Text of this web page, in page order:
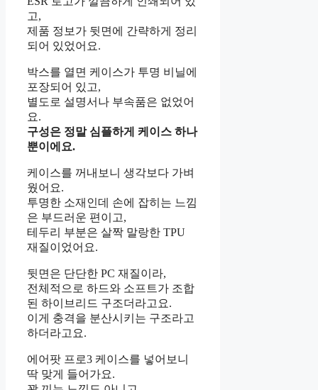
고,
제품 정보가 뒷면에 간략하게 정리
되어 있었어요.
박스를 열면 케이스가 투명 비닐에
포장되어 있고,
별도로 설명서나 부속품은 없었어
요.
구성은 정말 심플하게 케이스 하나
뿐이에요.
케이스를 꺼내보니 생각보다 가벼
웠어요.
투명한 소재인데 손에 잡히는 느낌
은 부드러운 편이고,
테두리 부분은 살짝 말랑한 TPU
재질이었어요.
뒷면은 단단한 PC 재질이라,
전체적으로 하드와 소프트가 조합
된 하이브리드 구조더라고요.
이게 충격을 분산시키는 구조라고
하더라고요.
에어팟 프로3 케이스를 넣어보니
딱 맞게 들어가요.